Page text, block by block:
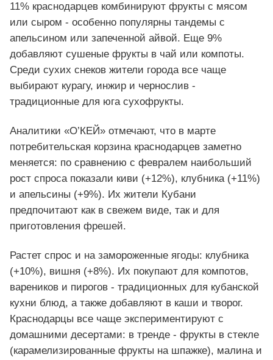
11% краснодарцев комбинируют фрукты с мясом
или сыром - особенно популярны тандемы с
апельсином или запеченной айвой. Еще 9%
добавляют сушеные фрукты в чай или компоты.
Среди сухих снеков жители города все чаще
выбирают курагу, инжир и чернослив -
традиционные для юга сухофрукты.
Аналитики «О’КЕЙ» отмечают, что в марте
потребительская корзина краснодарцев заметно
меняется: по сравнению с февралем наибольший
рост спроса показали киви (+12%), клубника (+11%)
и апельсины (+9%). Их жители Кубани
предпочитают как в свежем виде, так и для
приготовления фрешей.
Растет спрос и на замороженные ягоды: клубника
(+10%), вишня (+8%). Их покупают для компотов,
вареников и пирогов - традиционных для кубанской
кухни блюд, а также добавляют в каши и творог.
Краснодарцы все чаще экспериментируют с
домашними десертами: в тренде - фрукты в стекле
(карамелизированные фрукты на шпажке), малина и